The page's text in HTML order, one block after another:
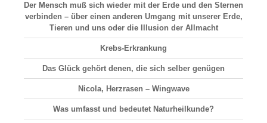
Der Mensch muß sich wieder mit der Erde und den Sternen
verbinden – über einen anderen Umgang mit unserer Erde,
Tieren und uns oder die Illusion der Allmacht
Krebs-Erkrankung
Das Glück gehört denen, die sich selber genügen
Nicola, Herzrasen – Wingwave
Was umfasst und bedeutet Naturheilkunde?